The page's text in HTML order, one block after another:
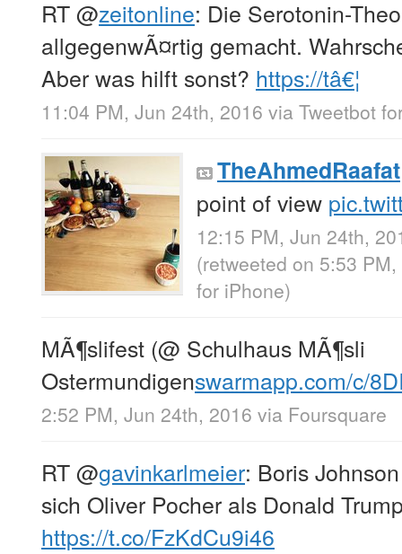
RT@zeitonline: Die Serotonin-
allgegenwÃ¤rtig gemacht.
Aber was hilft sonst? https://tâ€¦
11:04 PM, Jun 24th, 2016 via Tweetbot
TheAhmedRaafat
point of view
12:15 PM, Jun 24th,
(retweeted on 5:53
for iPhone)
MÃ¶slifest (@ Schulhaus MÃ¶sli
Ostermundigenswarmapp.com/c/
2:52 PM, Jun 24th, 2016 via Foursquare
RT@gavinkarlmeier: Boris
sich Oliver Pocher als Donald
https://t.co/FzKdCu9i46